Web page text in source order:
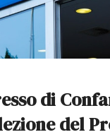
di
del